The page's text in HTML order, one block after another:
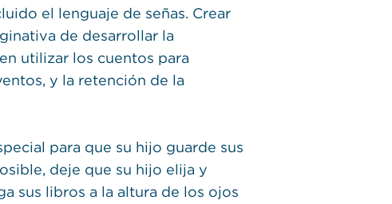
el lenguaje de señas. Crear
de desarrollar la
utilizar los cuentos para
y la retención de la
para que su hijo guarde sus
deje que su hijo elija y
sus libros a la altura de los ojos